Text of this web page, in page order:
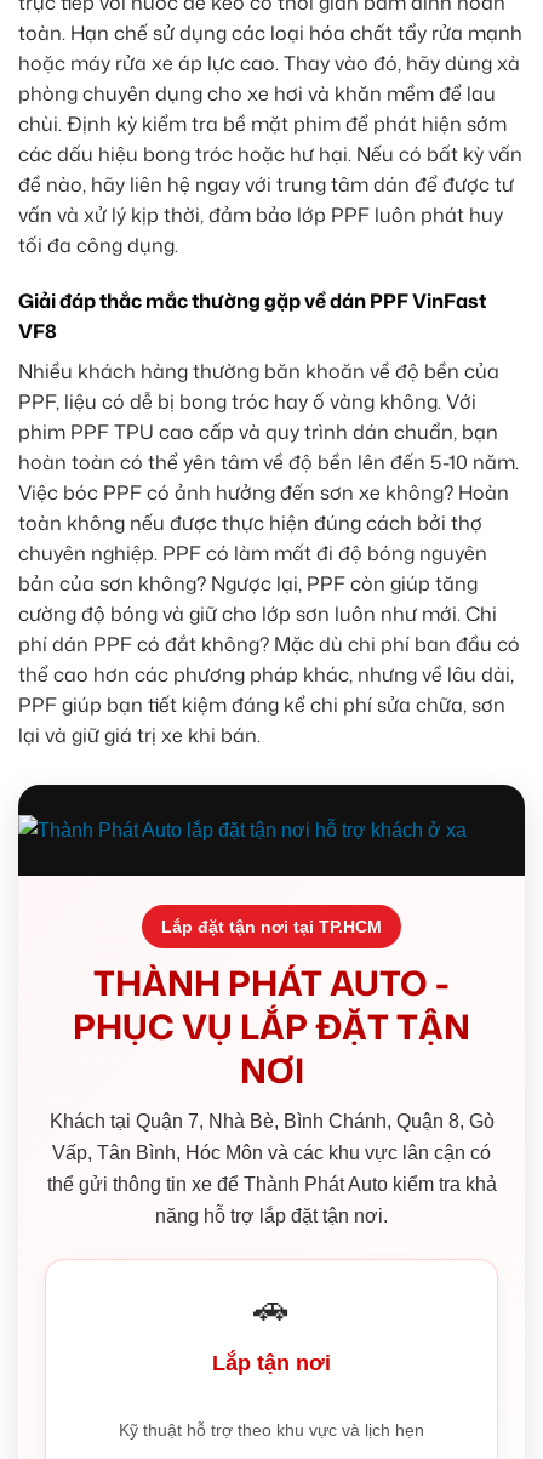
toàn. Hạn chế sử dụng các loại hóa chất tẩy rửa mạnh
hoặc máy rửa xe áp lực cao. Thay vào đó, hãy dùng xà
phòng chuyên dụng cho xe hơi và khăn mềm để lau
chùi. Định kỳ kiểm tra bề mặt phim để phát hiện sớm
các dấu hiệu bong tróc hoặc hư hại. Nếu có bất kỳ vấn
đề nào, hãy liên hệ ngay với trung tâm dán để được tư
vấn và xử lý kịp thời, đảm bảo lớp PPF luôn phát huy
tối đa công dụng.
Giải đáp thắc mắc thường gặp về dán PPF VinFast
VF8
Nhiều khách hàng thường băn khoăn về độ bền của
PPF, liệu có dễ bị bong tróc hay ố vàng không. Với
phim PPF TPU cao cấp và quy trình dán chuẩn, bạn
hoàn toàn có thể yên tâm về độ bền lên đến 5-10 năm.
Việc bóc PPF có ảnh hưởng đến sơn xe không? Hoàn
toàn không nếu được thực hiện đúng cách bởi thợ
chuyên nghiệp. PPF có làm mất đi độ bóng nguyên
bản của sơn không? Ngược lại, PPF còn giúp tăng
cường độ bóng và giữ cho lớp sơn luôn như mới. Chi
phí dán PPF có đắt không? Mặc dù chi phí ban đầu có
thể cao hơn các phương pháp khác, nhưng về lâu dài,
PPF giúp bạn tiết kiệm đáng kể chi phí sửa chữa, sơn
lại và giữ giá trị xe khi bán.
Lắp đặt tận nơi tại TP.HCM
THÀNH PHÁT AUTO -
PHỤC VỤ LẮP ĐẶT TẬN
NƠI
Khách tại Quận 7, Nhà Bè, Bình Chánh, Quận 8, Gò
Vấp, Tân Bình, Hóc Môn và các khu vực lân cận có
thể gửi thông tin xe để Thành Phát Auto kiểm tra khả
năng hỗ trợ lắp đặt tận nơi.
🚗
Lắp tận nơi
Kỹ thuật hỗ trợ theo khu vực và lịch hẹn